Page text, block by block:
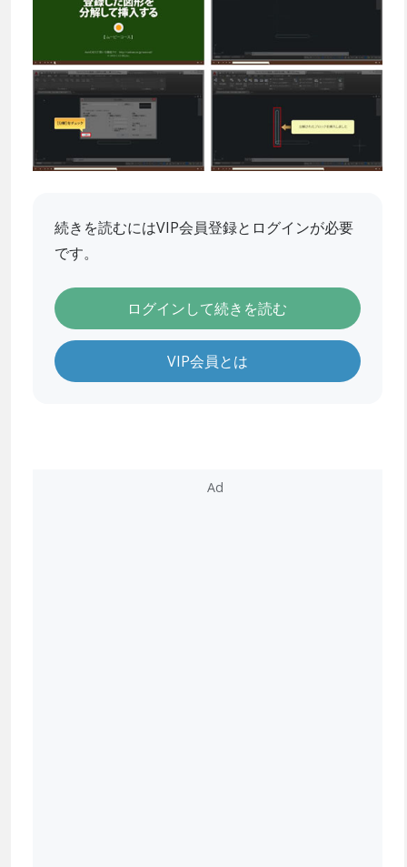
続きを読むにはVIP会員登録とログインが必要
です。
ログインして続きを読む
VIP会員とは